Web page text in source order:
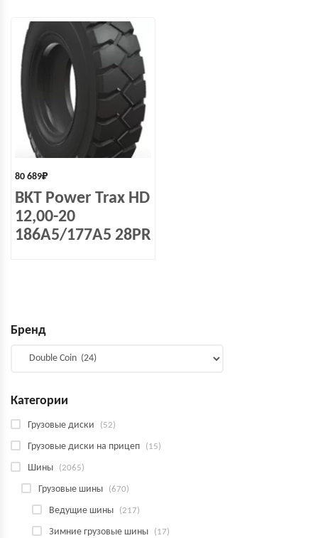
80 689₽
BKT Power Trax HD
12,00-20
186A5/177A5 28PR
Бренд
Категории
Грузовые диски (52)
Грузовые диски на прицеп (15)
Шины (2065)
Грузовые шины (670)
Ведущие шины (217)
Зимние грузовые шины (17)